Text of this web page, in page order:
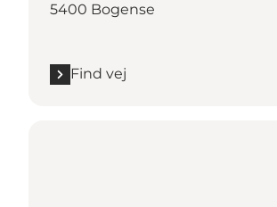
5400 Bogense
Find vej